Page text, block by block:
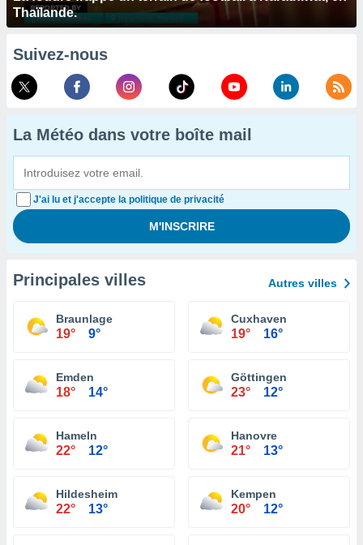
Thaïlande.
Suivez-nous
La Météo dans votre boîte mail
J'ai lu et j'accepte la politique de privacité
Principales villes Autres villes
Braunlage
19° 9°
Cuxhaven
19° 16°
Emden
18° 14°
Göttingen
23° 12°
Hameln
22° 12°
Hanovre
21° 13°
Hildesheim
22° 13°
Kempen
20° 12°